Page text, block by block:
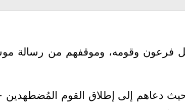
مثل فرعون وقومه، وموقفهم من رسالة
دعاهم إلى إطلاق القوم المُضطهدين